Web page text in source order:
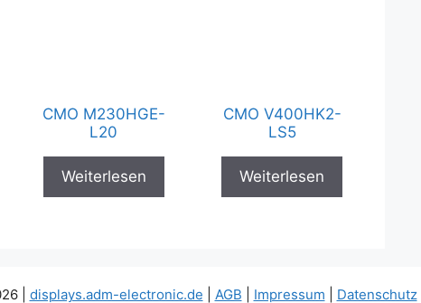
CMO M230HGE-
L20
Weiterlesen
CMO V400HK2-
LS5
Weiterlesen
| displays.adm-electronic.de AGB Impressum Datenschutz|